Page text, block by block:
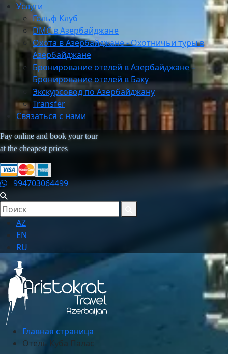
Услуги
Гольф Клуб
DMC в Азербайджане
Охота в Азербайджане - Охотничьи туры в
Азербайджане
Бронирование отелей в Азербайджане –
Бронирование отелей в Баку
Экскурсовод по Азербайджану
Transfer
Связаться с нами
Pay online and book your tour
at the cheapest prices
994703064499
AZ
EN
RU
Главная страница
Отель Куба Палас